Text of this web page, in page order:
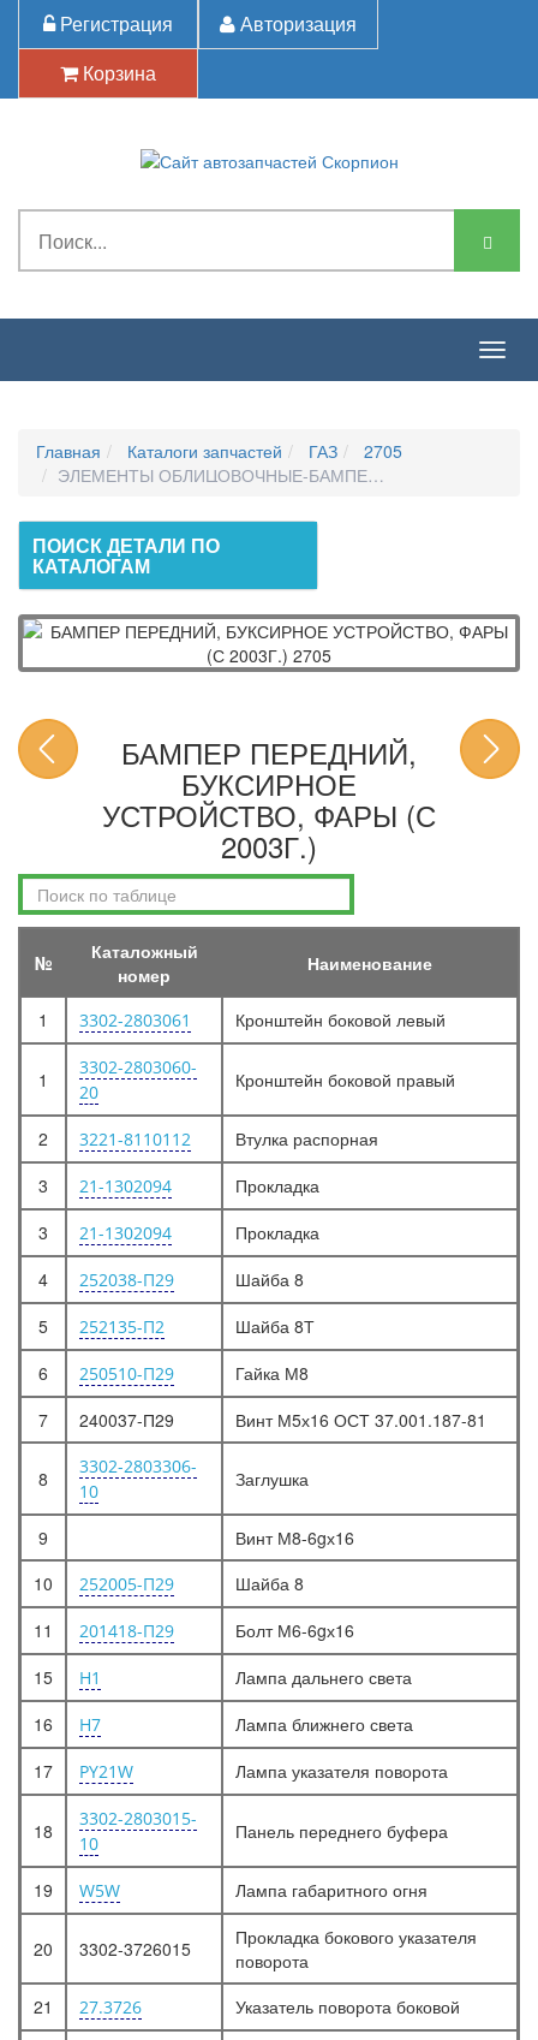
Регистрация
Авторизация
Корзина
Главная Каталоги запчастей ГАЗ
2705
ЭЛЕМЕНТЫ ОБЛИЦОВОЧНЫЕ-БАМПЕР ПЕРЕДНИЙ,
ПОИСК ДЕТАЛИ ПО
КАТАЛОГАМ
БАМПЕР ПЕРЕДНИЙ,
БУКСИРНОЕ
УСТРОЙСТВО, ФАРЫ (С
2003Г.)
№
Каталожный
номер
Наименование
1 3302-2803061 Кронштейн боковой левый
1
3302-2803060-
20
Кронштейн боковой правый
2 3221-8110112
Втулка распорная
3
21-1302094
Прокладка
3
21-1302094
Прокладка
4
252038-П29
Шайба 8
5
252135-П2
Шайба 8Т
6
250510-П29
Гайка М8
7
240037-П29 Винт М5х16 ОСТ 37.001.187-81
8
3302-2803306-
10
Заглушка
9
Винт М8-6gх16
10
252005-П29
Шайба 8
11
201418-П29
Болт М6-6gх16
15
Н1
Лампа дальнего света
16
Н7
Лампа ближнего света
17
PY21W Лампа указателя поворота
18
3302-2803015-
10
Панель переднего буфера
19 W5W Лампа габаритного огня
20 3302-3726015
Прокладка бокового указателя
поворота
21
27.3726 Указатель поворота боковой